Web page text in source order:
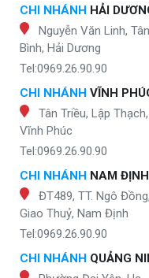
CHI NHÁNH HẢI
Nguyễn Văn Linh, Tân
Bình, Hải Dương
Tel:0969.26.90.90
CHI NHÁNH VĨNH
Tân Triều, Lập Thạch,
Vĩnh Phúc
Tel:0969.26.90.90
CHI NHÁNH NAM ĐỊNH
ĐT489, TT. Ngô Đồng,
Giao Thuỷ, Nam Định
Tel:0969.26.90.90
CHI NHÁNH QUẢNG